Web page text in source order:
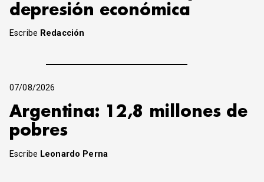
depresión económica
Escribe Redacción
07/08/2026
Argentina: 12,8 millones de
pobres
Escribe Leonardo Perna